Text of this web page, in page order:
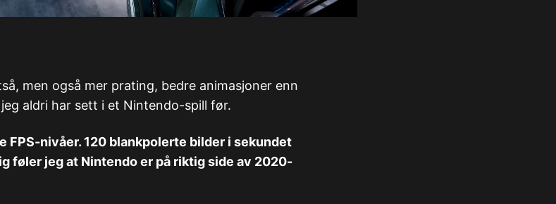
men også mer prating, bedre animasjoner enn
aldri har sett i et Nintendo-spill før.
FPS-nivåer. 120 blankpolerte bilder i sekundet
føler jeg at Nintendo er på riktig side av 2020-